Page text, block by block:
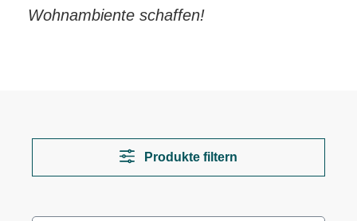
Wohnambiente schaffen!
Produkte filtern